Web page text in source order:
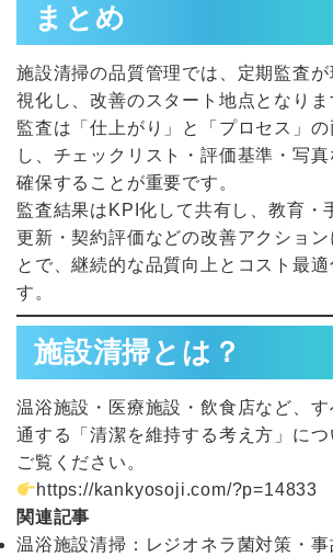
まとめ
施設清掃の品質管理では、定期監査
視化し、改善のスタート地点となりま
監査は「仕上がり」と「プロセス」の
し、チェックリスト・評価基準・写
確保することが重要です。
監査結果はKPI化して共有し、教育・
更新・契約評価などの改善アクション
とで、継続的な品質向上とコスト最適
す。
施設清掃とは？
温浴施設・医療施設・飲食店など、
通する「清潔を維持する考え方」に
ご覧ください。
https://kankyosoji.com/?p=14833
関連記事
温浴施設清掃：レジオネラ菌対策・事